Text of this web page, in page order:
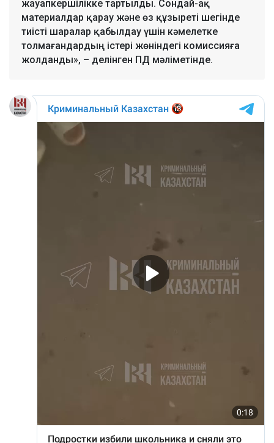
жауапкершілікке тартылды. Сондай-ақ
материалдар қарау және өз құзыреті шегінде
тиісті шаралар қабылдау үшін кәмелетке
толмағандардың істері жөніндегі комиссияға
жолданды», – делінген ПД мәліметінде.